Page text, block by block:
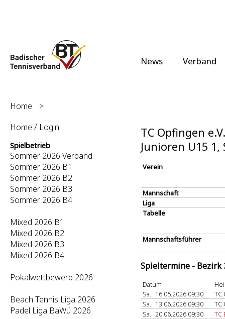
News Verband
Home
>
Home / Login
Spielbetrieb
Sommer 2026 Verband
Sommer 2026 B1
Sommer 2026 B2
Sommer 2026 B3
Sommer 2026 B4
Mixed 2026 B1
Mixed 2026 B2
Mixed 2026 B3
Mixed 2026 B4
Pokalwettbewerb 2026
Beach Tennis Liga 2026
Padel Liga BaWü 2026
TC Opfingen
Junioren U15 1,
Verein
Mannschaft
Liga
Tabelle
Mannschaftsführer
Spieltermine - Bezirk
Datum
Sa. 16.05.2026 09:30
TC
Sa. 13.06.2026 09:30
TC
Sa. 20.06.2026 09:30
TC